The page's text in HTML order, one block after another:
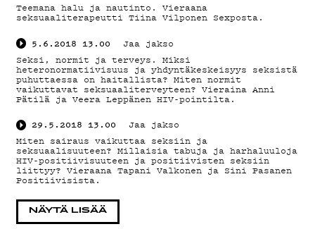
Teemana halu ja nautinto. Vieraana
seksuaaliterapeutti Tiina Vilponen Sexposta.
5.6.2018 13.00
Jaa jakso
Seksi, normit ja terveys. Miksi
heteronormatiivisuus ja yhdyntäkeskeisyys seksistä
puhuttaessa on haitallista? Miten normit
vaikuttavat seksuaaliterveyteen? Vieraina Anni
Pätilä ja Veera Leppänen HIV-pointilta.
29.5.2018 13.00
Jaa jakso
Miten sairaus vaikuttaa seksiin ja
seksuaalisuuteen? Millaisia tabuja ja harhaluuloja
HIV-positiivisuuteen ja positiivisten seksiin
liittyy? Vieraana Tapani Valkonen ja Sini Pasanen
Positiivisista.
NÄYTÄ LISÄÄ